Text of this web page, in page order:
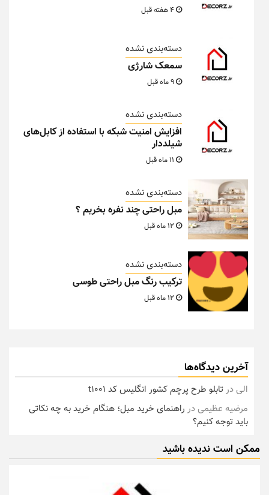
دسته‌بندی نشده
سمعک شارژی
دسته‌بندی نشده
افزایش امنیت شبکه با استفاده از کابل‌های
شیلددار
دسته‌بندی نشده
مبل راحتی چند نفره بخریم ؟
دسته‌بندی نشده
ترکیب رنگ مبل راحتی طوسی
آخرین دیدگاه‌ها
الیدرتابلو طرح پرچم کشور انگلیس کد t1001
مرضیه عظیمیدر راهنمای خرید مبل؛ هنگام خرید به چه نکاتی
باید توجه کنیم؟
ممکن است ندیده باشید